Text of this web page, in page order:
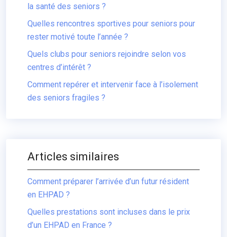
la santé des seniors ?
Quelles rencontres sportives pour seniors pour
rester motivé toute l’année ?
Quels clubs pour seniors rejoindre selon vos
centres d’intérêt ?
Comment repérer et intervenir face à l’isolement
des seniors fragiles ?
Articles similaires
Comment préparer l’arrivée d’un futur résident
en EHPAD ?
Quelles prestations sont incluses dans le prix
d’un EHPAD en France ?